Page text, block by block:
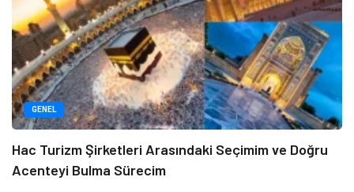
GENEL
Hac Turizm Şirketleri Arasındaki Seçimim ve Doğru
Acenteyi Bulma Sürecim